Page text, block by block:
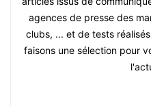
agences de presse des
clubs, ... et de tests
faisons une sélection pour